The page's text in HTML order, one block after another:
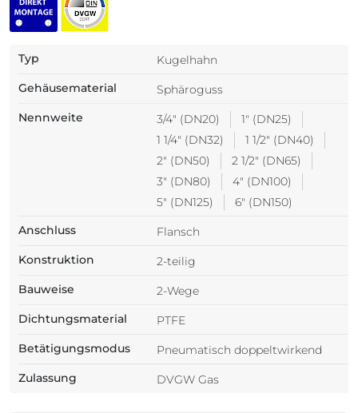
Typ
Kugelhahn
Gehäusematerial
Sphäroguss
Nennweite
3/4" (DN20)
1" (DN25)
1 1/4" (DN32)
1 1/2" (DN40)
2" (DN50)
2 1/2" (DN65)
3" (DN80)
4" (DN100)
5" (DN125)
6" (DN150)
Anschluss
Flansch
Konstruktion
2-teilig
Bauweise
2-Wege
Dichtungsmaterial
PTFE
Betätigungsmodus
Pneumatisch doppeltwirkend
Zulassung
DVGW Gas